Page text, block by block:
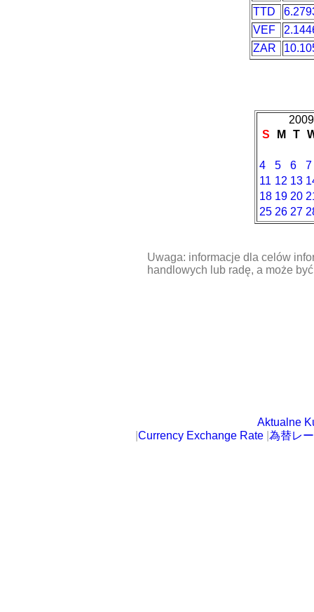
TTD
VEF
ZAR
S
M T
4 5 6
7
11 12 13
18 19 20
25 26 27
Uwaga: informacje dla celów
handlowych lub radę, a może
Aktualne
Currency Exchange Rate 為替レ